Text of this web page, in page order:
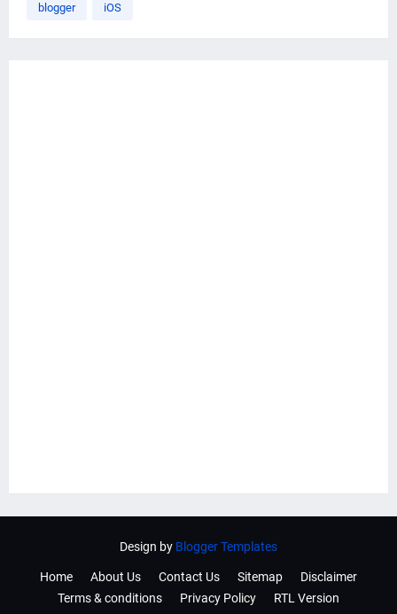
blogger iOS
Design by Blogger Templates
Home About Us Contact Us Sitemap
Disclaimer
Terms & conditions
Privacy Policy RTL Version